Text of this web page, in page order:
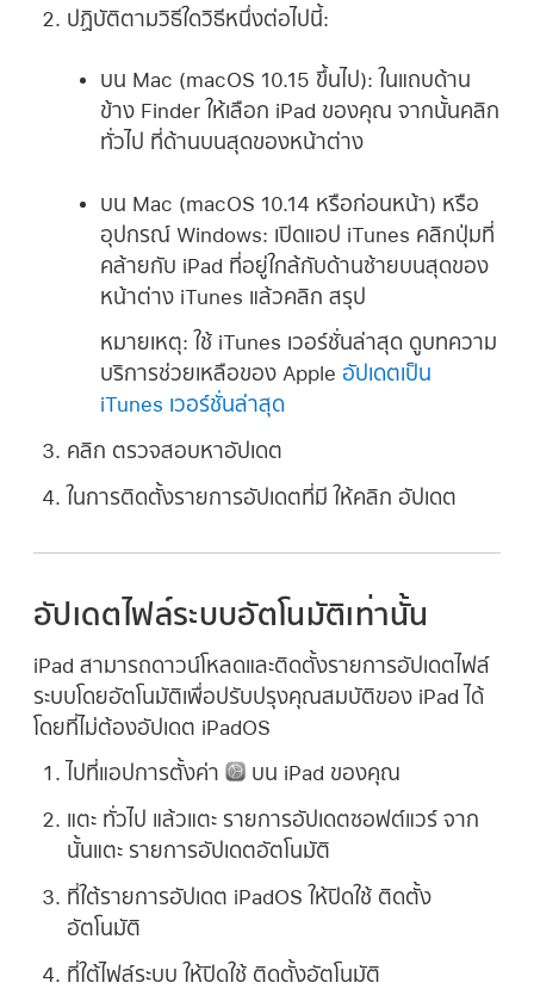
ปฏิบัติตามวิธีใดวิธีหนึ่งต่อไปนี้:
บน Mac (macOS 10.15 ขึ้นไป): ในแถบด้าน
ข้าง Finder ให้เลือก iPad ของคุณ จากนั้นคลิก
ทั่วไป ที่ด้านบนสุดของหน้าต่าง
บน Mac (macOS 10.14 หรือก่อนหน้า) หรือ
อุปกรณ์ Windows: เปิดแอป iTunes คลิกปุ่มที่
คล้ายกับ iPad ที่อยู่ใกล้กับด้านซ้ายบนสุดของ
หน้าต่าง iTunes แล้วคลิก สรุป
หมายเหตุ: ใช้ iTunes เวอร์ชั่นล่าสุด ดูบทความ
บริการช่วยเหลือของ Apple อัปเดตเป็น
iTunes เวอร์ชั่นล่าสุด
คลิก ตรวจสอบหาอัปเดต
ในการติดตั้งรายการอัปเดตที่มี ให้คลิก อัปเดต
อัปเดตไฟล์ระบบอัตโนมัติเท่านั้น
iPad สามารถดาวน์โหลดและติดตั้งรายการอัปเดตไฟล์
ระบบโดยอัตโนมัติเพื่อปรับปรุงคุณสมบัติของ iPad ได้
โดยที่ไม่ต้องอัปเดต iPadOS
ไปที่แอปการตั้งค่า บน iPad ของคุณ
แตะ ทั่วไป แล้วแตะ รายการอัปเดตซอฟต์แวร์ จาก
นั้นแตะ รายการอัปเดตอัตโนมัติ
ที่ใต้รายการอัปเดต iPadOS ให้ปิดใช้ ติดตั้ง
อัตโนมัติ
ที่ใต้ไฟล์ระบบ ให้ปิดใช้ ติดตั้งอัตโนมัติ